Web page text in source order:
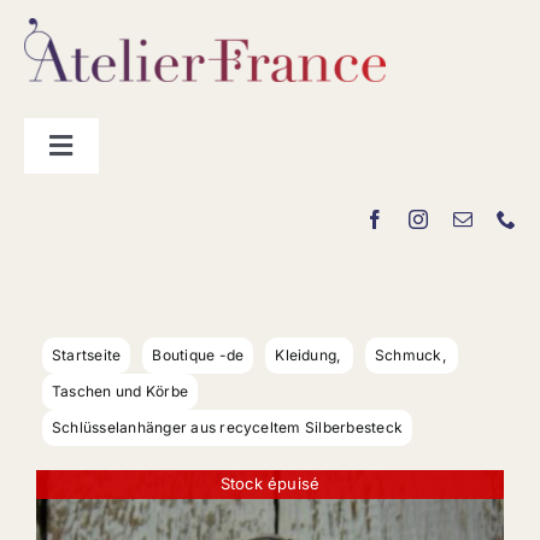
Zum
Inhalt
springen
Toggle
Kontakt
Startseite Boutique -de Kleidung
Schmuck
Taschen und Körbe
Schlüsselanhänger aus recyceltem Silberbesteck
Stock épuisé